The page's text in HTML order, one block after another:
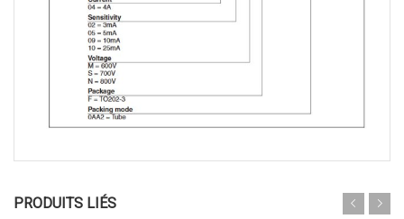
PRODUITS LIÉS